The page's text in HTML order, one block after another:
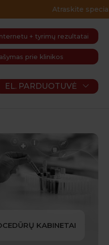
+ tyrimų rezultatai
prie klinikos
EL. PARDUOTUVĖ
KABINETAI